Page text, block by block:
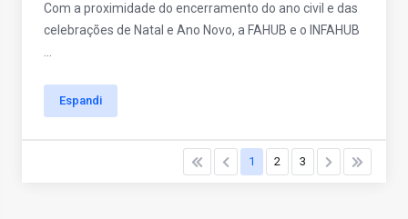
Com a proximidade do encerramento do ano civil e das
celebrações de Natal e Ano Novo, a FAHUB e o INFAHUB
Espandi
1 2 3